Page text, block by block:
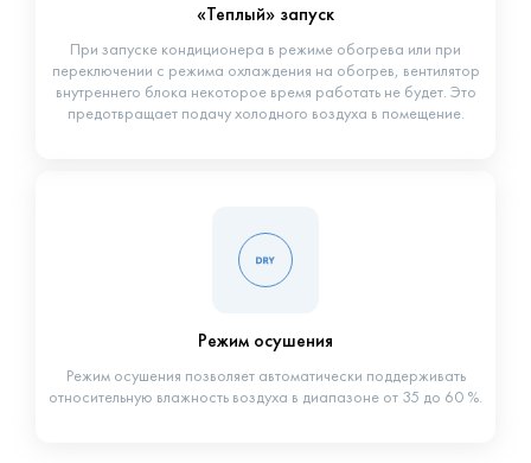
«Теплый» запуск
При запуске кондиционера в режиме обогрева или при
переключении с режима охлаждения на обогрев, вентилятор
внутреннего блока некоторое время работать не будет. Это
предотвращает подачу холодного воздуха в помещение.
Режим осушения
Режим осушения позволяет автоматически поддерживать
относительную влажность воздуха в диапазоне от 35 до 60 %.